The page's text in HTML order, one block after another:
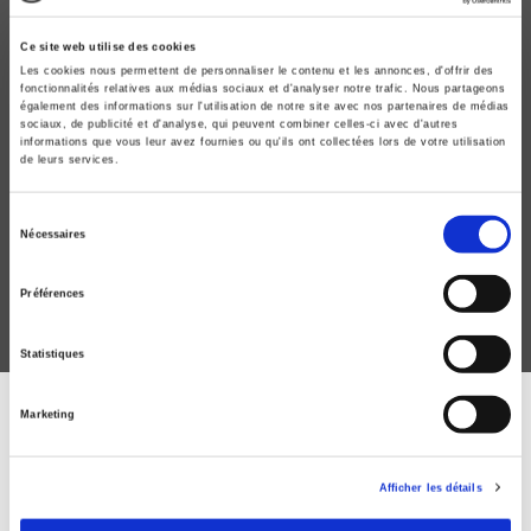
Ce site web utilise des cookies
Les cookies nous permettent de personnaliser le contenu et les annonces, d'offrir des
fonctionnalités relatives aux médias sociaux et d'analyser notre trafic. Nous partageons
également des informations sur l'utilisation de notre site avec nos partenaires de médias
sociaux, de publicité et d'analyse, qui peuvent combiner celles-ci avec d'autres
informations que vous leur avez fournies ou qu'ils ont collectées lors de votre utilisation
de leurs services.
Nécessaires
Préférences
Statistiques
Marketing
Afficher les détails
La Sexualité en prison de femmes
Myriam Joël
ABONNEZ-VOUS À NOS